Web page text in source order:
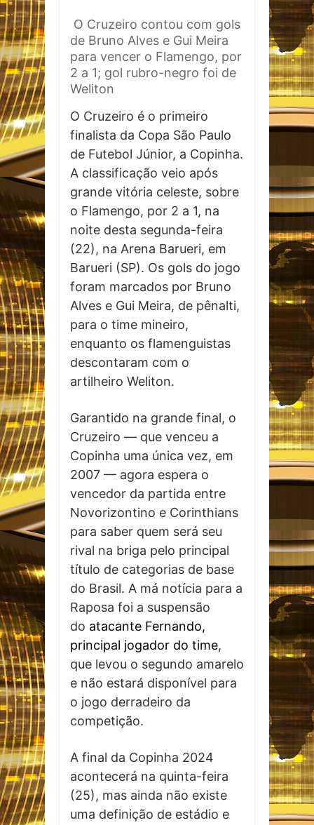
O Cruzeiro contou com gols
de Bruno Alves e Gui Meira
para vencer o Flamengo, por
2 a 1; gol rubro-negro foi de
Weliton
O Cruzeiro é o primeiro
finalista da Copa São Paulo
de Futebol Júnior, a Copinha.
A classificação veio após
grande vitória celeste, sobre
o Flamengo, por 2 a 1, na
noite desta segunda-feira
(22), na Arena Barueri, em
Barueri (SP). Os gols do jogo
foram marcados por Bruno
Alves e Gui Meira, de pênalti,
para o time mineiro,
enquanto os flamenguistas
descontaram com o
artilheiro Weliton.
Garantido na grande final, o
Cruzeiro — que venceu a
Copinha uma única vez, em
2007 — agora espera o
vencedor da partida entre
Novorizontino e Corinthians
para saber quem será seu
rival na briga pelo principal
título de categorias de base
do Brasil. A má notícia para a
Raposa foi a suspensão
do atacante Fernando,
principal jogador do time,
que levou o segundo amarelo
e não estará disponível para
o jogo derradeiro da
competição.
A final da Copinha 2024
acontecerá na quinta-feira
(25), mas ainda não existe
uma definição de estádio e